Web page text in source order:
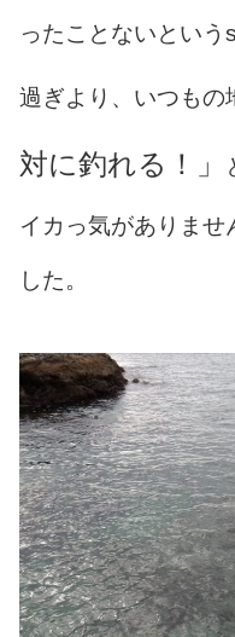
ったことないとい
過ぎより、いつもの
対に釣れる！」
イカっ気がありませ
した。